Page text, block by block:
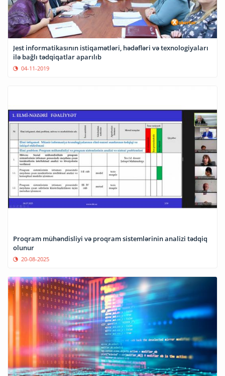
Jest informatikasının istiqamətləri, hədəfləri və texnologiyaları
ilə bağlı tədqiqatlar aparılıb
04-11-2019
Proqram mühəndisliyi və proqram sistemlərinin analizi tədqiq
olunur
20-08-2025